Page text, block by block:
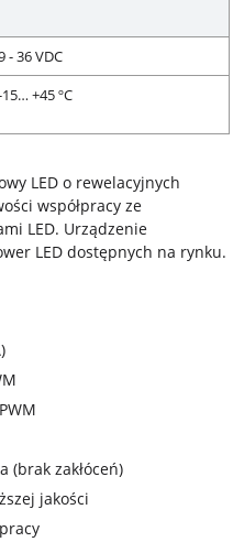
- 36 VDC
+45 ºC
LED o rewelacyjnych
współpracy ze
LED. Urządzenie
LED dostępnych na rynku.
(brak zakłóceń)
jakości